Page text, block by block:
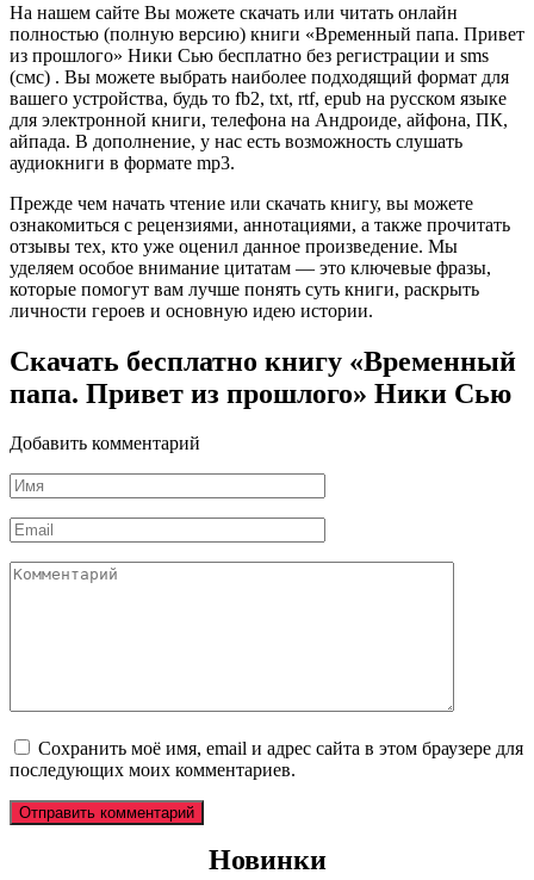
На нашем сайте Вы можете скачать или читать онлайн
полностью (полную версию) книги «Временный папа. Привет
из прошлого» Ники Сью бесплатно без регистрации и sms
(смс) . Вы можете выбрать наиболее подходящий формат для
вашего устройства, будь то fb2, txt, rtf, epub на русском языке
для электронной книги, телефона на Андроиде, айфона, ПК,
айпада. В дополнение, у нас есть возможность слушать
аудиокниги в формате mp3.
Прежде чем начать чтение или скачать книгу, вы можете
ознакомиться с рецензиями, аннотациями, а также прочитать
отзывы тех, кто уже оценил данное произведение. Мы
уделяем особое внимание цитатам — это ключевые фразы,
которые помогут вам лучше понять суть книги, раскрыть
личности героев и основную идею истории.
Скачать бесплатно книгу «Временный
папа. Привет из прошлого» Ники Сью
Добавить комментарий
Имя
*
Email
*
Комментарий
Сохранить моё имя, email и адрес сайта в этом браузере для
последующих моих комментариев.
Новинки